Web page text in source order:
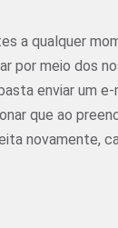
a qualquer
por meio dos
enviar um e-
que ao
novamente,